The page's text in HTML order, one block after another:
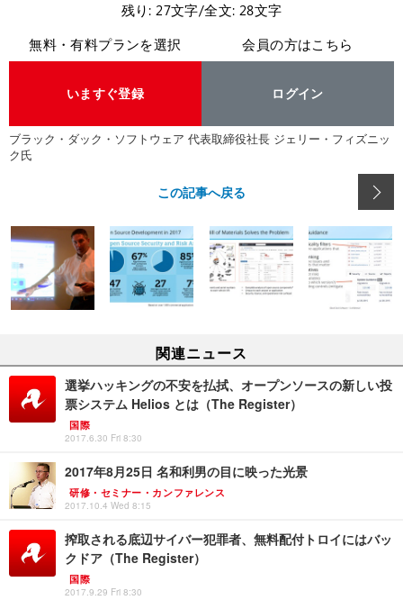
残り: 27文字/全文: 28文字
無料・有料プランを選択
いますぐ登録
会員の方はこちら
ログイン
ブラック・ダック・ソフトウェア 代表取締役社長 ジェリー・フィズニッ
ク氏
この記事へ戻る
関連ニュース
選挙ハッキングの不安を払拭、オープンソースの新しい投
票システム Helios とは（The Register）
国際
2017.6.30 Fri 8:30
2017年8月25日 名和利男の目に映った光景
研修・セミナー・カンファレンス
2017.10.4 Wed 8:15
搾取される底辺サイバー犯罪者、無料配付トロイにはバッ
クドア（The Register）
国際
2017.9.29 Fri 8:30